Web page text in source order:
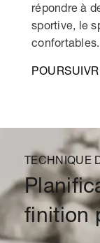
répondre à
sportive, le
TECHNIQUE
finition